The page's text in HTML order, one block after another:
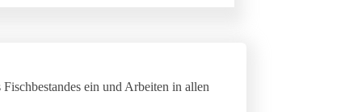
ein und Arbeiten in allen